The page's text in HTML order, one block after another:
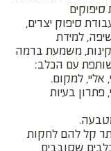
סיפוקים
סיפוק יצרים,
למידת
משמעת ברמה
עם הכלב:
למקום.
פתרון בעיות
קל להם לחקות
שסובבים